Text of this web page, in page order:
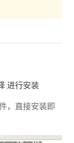
进行安装
，直接安装即